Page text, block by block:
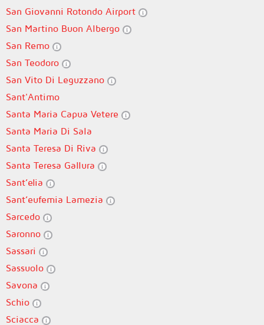
San Giovanni Rotondo Airport
San Martino Buon Albergo
San Remo
San Teodoro
San Vito Di Leguzzano
Sant'Antimo
Santa Maria Capua Vetere
Santa Maria Di Sala
Santa Teresa Di Riva
Santa Teresa Gallura
Sant’elia
Sant’eufemia Lamezia
Sarcedo
Saronno
Sassari
Sassuolo
Savona
Schio
Sciacca